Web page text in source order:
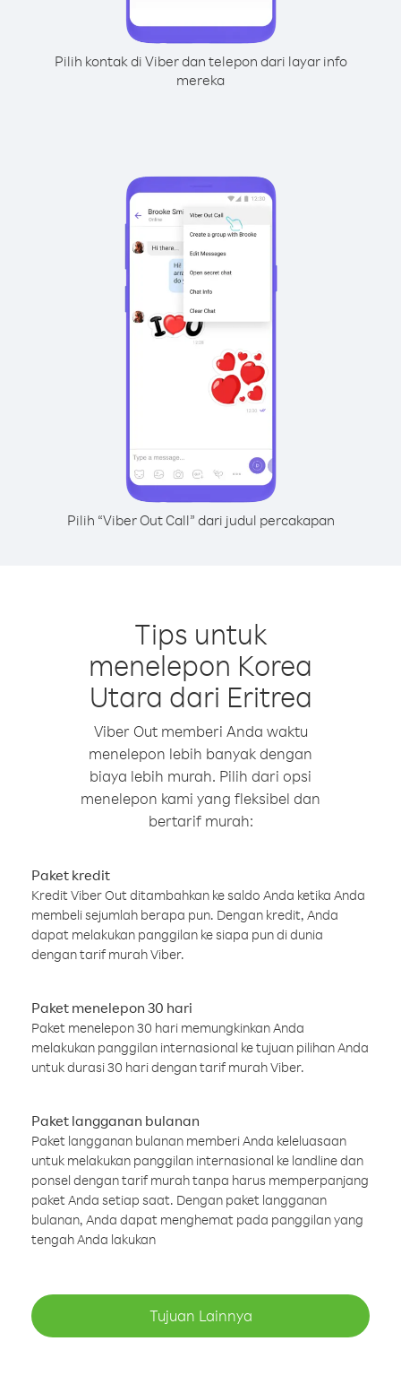
Pilih kontak di Viber dan telepon dari layar info
mereka
Pilih “Viber Out Call” dari judul percakapan
Tips untuk
menelepon Korea
Utara dari Eritrea
Viber Out memberi Anda waktu
menelepon lebih banyak dengan
biaya lebih murah. Pilih dari opsi
menelepon kami yang fleksibel dan
bertarif murah:
Paket kredit
Kredit Viber Out ditambahkan ke saldo Anda ketika Anda
membeli sejumlah berapa pun. Dengan kredit, Anda
dapat melakukan panggilan ke siapa pun di dunia
dengan tarif murah Viber.
Paket menelepon 30 hari
Paket menelepon 30 hari memungkinkan Anda
melakukan panggilan internasional ke tujuan pilihan Anda
untuk durasi 30 hari dengan tarif murah Viber.
Paket langganan bulanan
Paket langganan bulanan memberi Anda keleluasaan
untuk melakukan panggilan internasional ke landline dan
ponsel dengan tarif murah tanpa harus memperpanjang
paket Anda setiap saat. Dengan paket langganan
bulanan, Anda dapat menghemat pada panggilan yang
tengah Anda lakukan
Tujuan Lainnya